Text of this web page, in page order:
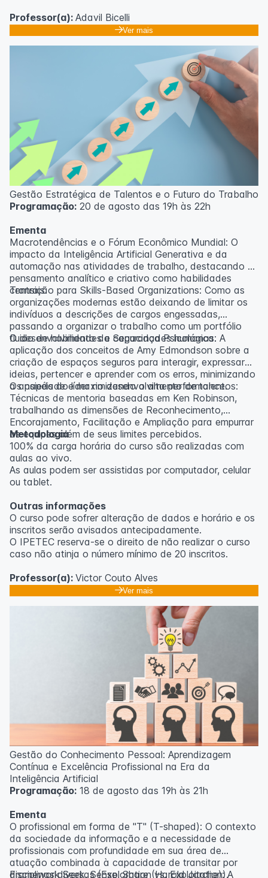
Professor(a): Adavil Bicelli
Ver mais
Gestão Estratégica de Talentos e o Futuro do Trabalho
Programação: 20 de agosto das 19h às 22h
Ementa
Macrotendências e o Fórum Econômico Mundial: O
impacto da Inteligência Artificial Generativa e da
automação nas atividades de trabalho, destacando o
pensamento analítico e criativo como habilidades
centrais.
Transição para Skills-Based Organizations: Como as
organizações modernas estão deixando de limitar os
indivíduos a descrições de cargos engessadas,
passando a organizar o trabalho como um portfólio
fluido de habilidades e capacidades humanas.
O desenvolvimento da Segurança Psicológica: A
aplicação dos conceitos de Amy Edmondson sobre a
criação de espaços seguros para interagir, expressar
ideias, pertencer e aprender com os erros, minimizando
a ansiedade e maximizando a alta performance.
Os papéis do líder no desenvolvimento de talentos:
Técnicas de mentoria baseadas em Ken Robinson,
trabalhando as dimensões de Reconhecimento,
Encorajamento, Facilitação e Ampliação para empurrar
as equipes além de seus limites percebidos.
Metodologia
100% da carga horária do curso são realizadas com
aulas ao vivo.
As aulas podem ser assistidas por computador, celular
ou tablet.
Outras informações
O curso pode sofrer alteração de dados e horário e os
inscritos serão avisados ​​antecipadamente.
O IPETEC reserva-se o direito de não realizar o curso
caso não atinja o número mínimo de 20 inscritos.
Professor(a): Victor Couto Alves
Ver mais
Gestão do Conhecimento Pessoal: Aprendizagem
Contínua e Excelência Profissional na Era da
Inteligência Artificial
Programação: 18 de agosto das 19h às 21h
Ementa
O profissional em forma de "T" (T-shaped): O contexto
da sociedade da informação e a necessidade de
profissionais com profundidade em sua área de
atuação combinada à capacidade de transitar por
disciplinas diversas (Exploration vs. Exploitation).
Framework Seek, Sense, Share (Harold Jarche): A